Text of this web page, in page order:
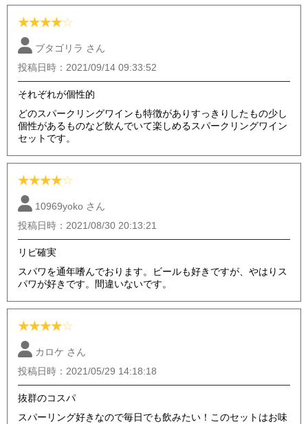
★★★★☆
ブタゴリラ さん
投稿日時：2021/09/14 09:33:52
それぞれが個性的
どのスパークリングワインも特徴がありすっきりしたもの少し
個性があるものなど飲んでいて楽しめるスパークリングワイン
セットです。
★★★★☆
10969yoko さん
投稿日時：2021/08/30 20:13:21
リピ確実
スパワを通年嗜んでおります。ビールも好きですが、やはりス
パワが好きです。間違いないです。
★★★★☆
カロケ さん
投稿日時：2021/05/29 14:18:18
抜群のコスパ
スパーリング好きなので毎日でも飲みたい！このセットはお味